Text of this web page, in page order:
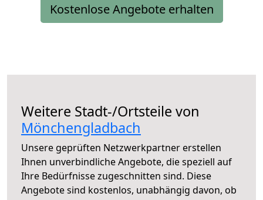
Kostenlose Angebote erhalten
Weitere Stadt-/Ortsteile von
Mönchengladbach
Unsere geprüften Netzwerkpartner erstellen
Ihnen unverbindliche Angebote, die speziell auf
Ihre Bedürfnisse zugeschnitten sind. Diese
Angebote sind kostenlos, unabhängig davon, ob